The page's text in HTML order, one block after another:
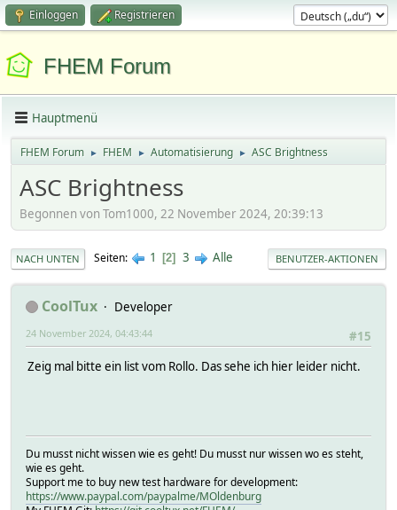
Einloggen Registrieren
FHEM Forum
Hauptmenü
FHEM Forum ► FHEM ► Automatisierung ► ASC Brightness
ASC Brightness
Begonnen von Tom1000, 22 November 2024, 20:39:13
NACH UNTEN Seiten 1 2 3 Alle BENUTZER-AKTIONEN
CoolTux
Developer
#15
24 November 2024, 04:43:44
Zeig mal bitte ein list vom Rollo. Das sehe ich hier leider nicht.
Du musst nicht wissen wie es geht! Du musst nur wissen wo es steht,
wie es geht.
Support me to buy new test hardware for development:
https://www.paypal.com/paypalme/MOldenburg